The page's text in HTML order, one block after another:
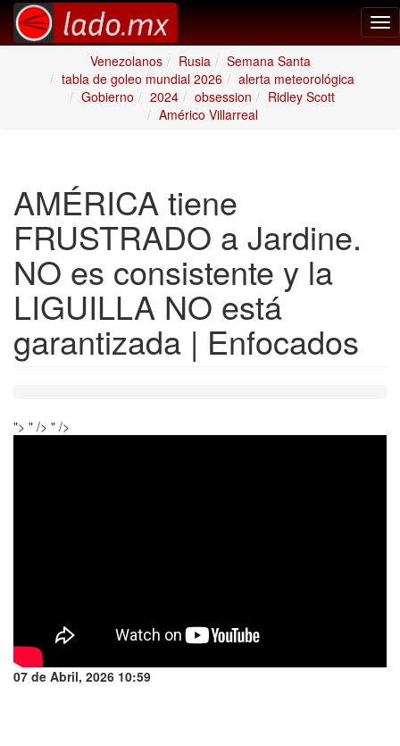
Venezolanos
Rusia
Semana Santa
tabla de goleo mundial 2026
alerta meteorológica
Gobierno
2024 obsession
Ridley Scott
Américo Villarreal
AMÉRICA tiene
FRUSTRADO a Jardine.
NO es consistente y la
LIGUILLA NO está
garantizada | Enfocados
"> " /> " />
07 de Abril, 2026 10:59